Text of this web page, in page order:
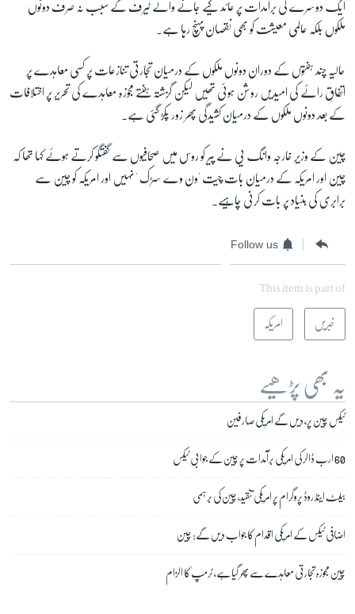
ایک دوسرے کی برآمدات پر عائد کیے جانے والے ٹیرف کے سبب نہ صرف دونوں
ملکوں بلکہ عالمی معیشت کو بھی نقصان پہنچ رہا ہے۔
حالیہ چند ہفتوں کے دوران دونوں ملکوں کے درمیان تجارتی تنازعات پر کسی معاہدے پر
اتفاقِ رائے کی امیدیں روشن ہوئی تھیں لیکن گزشتہ ہفتے مجوزہ معاہدے کی تحریر پر اختلافات
کے بعد دونوں ملکوں کے درمیان کشیدگی پھر زور پکڑ گئی ہے۔
چین کے وزیرِ خارجہ وانگ یی نے پیر کو روس میں صحافیوں سے گفتگو کرتے ہوئے کہا تھا کہ
چین اور امریکہ کے درمیان بات چیت 'ون وے سڑک ' نہیں اور امریکہ کو چین سے
برابری کی بنیاد پر بات کرنی چاہیے۔
Follow us
This item is part of
خبریں امریکہ
یہ بھی پڑھیے
ٹیکس چین پر، دیں گے امریکی صارفین
60 ارب ڈالر کی امریکی برآمدات پر چین کے جوابی ٹیکس
بیلٹ اینڈ روڈ پروگرام پر امریکی تنقید، چین کی برہمی
اضافی ٹیکس کے امریکی اقدام کا جواب دیں گے: چین
چین مجوزہ تجارتی معاہدے سے پھر گیا ہے، ٹرمپ کا الزام